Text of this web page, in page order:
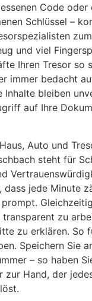
Code oder
Schlüssel –
und viel
Ihren Tresor so
immer bedacht
Inhalte bleiben
auf Ihre
Auto und
steht für
dass jede Minute
zu
zu erklären. So
Speichern Sie
– so haben
zur Hand, der